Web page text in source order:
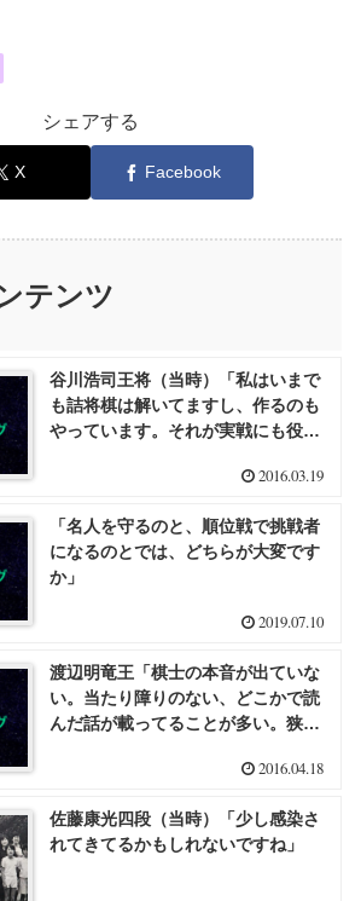
シェアする
X Facebook
テンツ
谷川浩司王将（当時）「私はいまで
も詰将棋は解いてますし、作るのも
やっています。それが実戦にも役に
棋譜を並べるのと比べると、ちょっ
が」
2016.03.19
「名人を守るのと、順位戦で挑戦者
になるのとでは、どちらが大変です
か」
2019.07.10
渡辺明竜王「棋士の本音が出ていな
い。当たり障りのない、どこかで読
んだ話が載ってることが多い。狭い
るからでしょうが、ファンはもっと
2016.04.18
佐藤康光四段（当時）「少し感染さ
れてきてるかもしれないですね」